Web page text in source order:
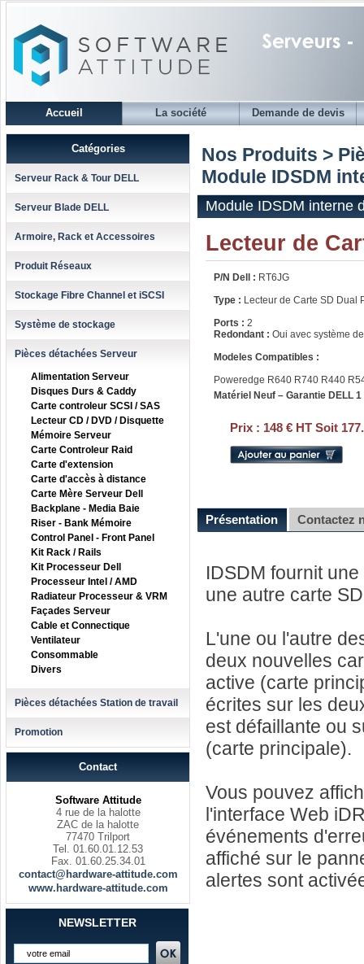
Accueil La société Demande de devis
Catégories
Serveur Rack & Tour DELL
Serveur Blade DELL
Armoire, Rack et Accessoires
Produit Réseaux
Stockage Fibre Channel et iSCSI
Système de stockage
Pièces détachées Serveur
Alimentation Serveur
Disques Durs & Caddy
Carte controleur SCSI / SAS
Lecteur CD / DVD / Disquette
Mémoire Serveur
Carte Controleur Raid
Carte d'extension
Carte d'accès à distance
Carte Mère Serveur Dell
Backplane - Media Baie
Riser - Bank Mémoire
Control Panel - Front Panel
Kit Rack / Rails
Kit Processeur Dell
Processeur Intel / AMD
Radiateur Processeur & VRM
Façades Serveur
Cable et Connectique
Ventilateur
Consommable
Divers
Pièces détachées Station de travail
Promotion
Contact
Software Attitude
4 rue de la halotte
ZAC de la halotte
77470 Trilport
Tel. 01.60.01.12.53
Fax. 01.60.25.34.01
contact@hardware-attitude.com
www.hardware-attitude.com
NEWSLETTER
Nos Produits >
Module IDSDM
Module IDSDM interne
Lecteur de
P/N Dell : RT6JG
Type : Lecteur de Carte SD Dual
Ports : 2
Redondant : Oui avec système
Modeles Compatibles :
Poweredge R640 R740 R440
Matériel Neuf – Garantie DELL 1
Prix : 148 € HT Soit
Présentation Contactez
IDSDM fournit
une autre carte
L'une ou l'autre
deux nouvelles
active (carte
écrites sur les
est défaillante ou
(carte principale).
Vous pouvez
l'interface Web
événements
affiché sur le
alertes sont